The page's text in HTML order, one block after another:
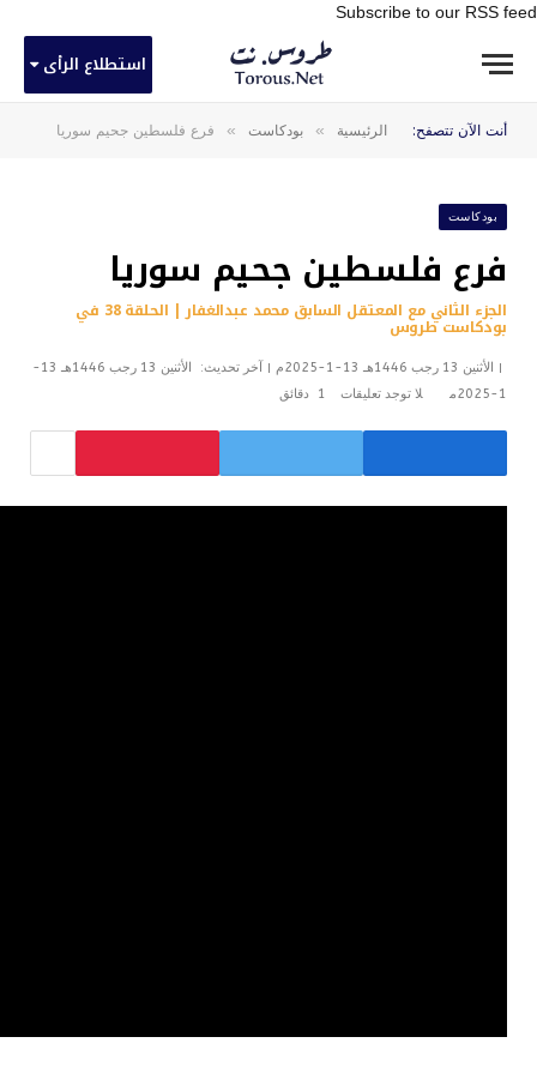
Subscribe to our RSS feed
استطلاع الرأى
أنت الآن تتصفح: الرئيسية » بودكاست » فرع فلسطين جحيم سوريا
بودكاست
فرع فلسطين جحيم سوريا
الجزء الثاني مع المعتقل السابق محمد عبدالغفار | الحلقة 38 في
بودكاست طروس
الأثنين 13 رجب 1446هـ 13-1-2025م آخر تحديث:
الأثنين 13 رجب 1446هـ 13-
1-2025م
لا توجد تعليقات 1 دقائق